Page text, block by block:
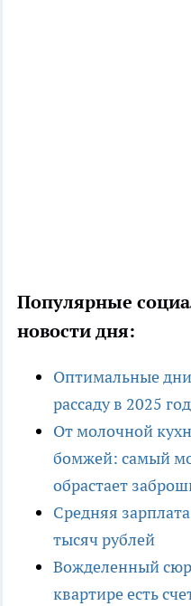
Популярные
новости дня:
Оптимальные
рассаду в 2025
От молочной
бомжей: самый
обрастает
Средняя
тысяч рублей
Вожделенный
квартире есть